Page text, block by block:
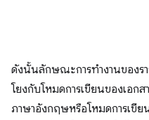
ดังนั้นลักษณะการทำงานของรา
โยงกับโหมดการเขียนของเอ
ภาษาอังกฤษหรือโหมดการเขี